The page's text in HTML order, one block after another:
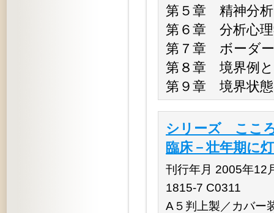
第５章 精神分
第６章 分析心
第７章 ボーダ
第８章 境界例
第９章 境界状
シリーズ ここ
臨床－壮年期に
刊行年月 2005年12
1815-7 C0311
A５判上製／カバー